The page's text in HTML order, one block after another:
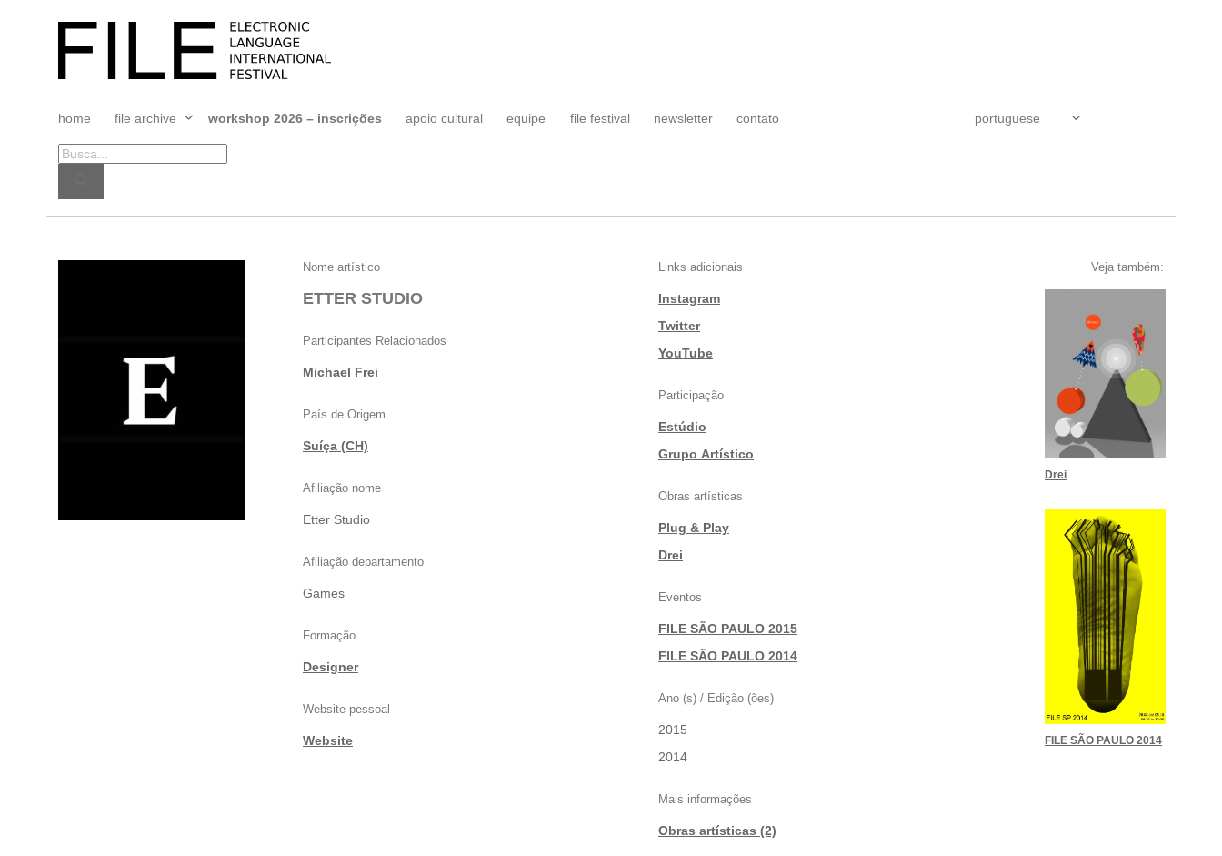
FILE
FESTIVAL
home file archive
Abrir
menu
workshop 2026 – inscrições apoio cultural equipe file festival newsletter contato
Nome artístico
ETTER STUDIO
Participantes Relacionados
Michael Frei
País de Origem
Suíça (CH)
Afiliação nome
Etter Studio
Afiliação departamento
Games
Formação
Designer
Website pessoal
Website
Links adicionais
Instagram
|Twitter
|YouTube
Participação
Estúdio
|Grupo Artístico
Obras artísticas
Plug & Play
|Drei
Eventos
FILE SÃO PAULO 2015
|FILE SÃO PAULO 2014
Ano (s) / Edição (ões)
2015
|2014
Mais informações
Obras artísticas (2)
Veja também:
Drei
FILE SÃO PAULO 2014